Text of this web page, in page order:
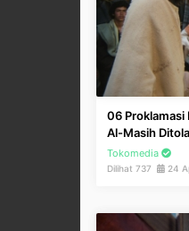
06 Proklamasi
Al-Masih
Tokomedia
Dilihat 737 24